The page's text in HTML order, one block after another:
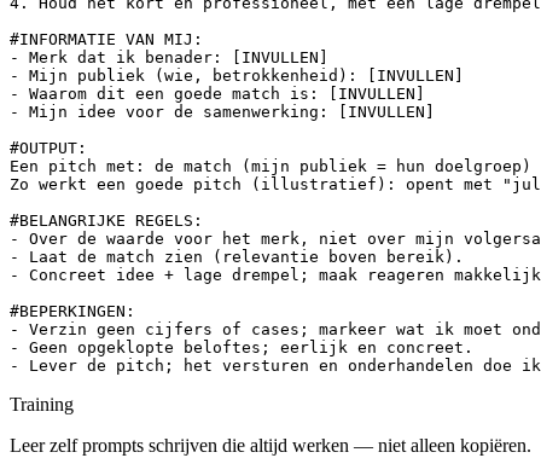
#INFORMATIE VAN MIJ:
- Merk dat ik benader: [INVULLEN]
- Mijn publiek (wie, betrokkenheid): [INVULLEN]
- Waarom dit een goede match is: [INVULLEN]
- Mijn idee voor de samenwerking: [INVULLEN]
#OUTPUT:
Een pitch met: de match (mijn publiek = hun doelgroep)
Zo werkt een goede pitch (illustratief): opent met
#BELANGRIJKE REGELS:
- Over de waarde voor het merk, niet over mijn
- Laat de match zien (relevantie boven bereik).
- Concreet idee + lage drempel; maak reageren
#BEPERKINGEN:
- Verzin geen cijfers of cases; markeer wat ik moet
- Geen opgeklopte beloftes; eerlijk en concreet.
- Lever de pitch; het versturen en onderhandelen doe
Training
Leer zelf prompts schrijven die altijd werken — niet alleen kopiëren.